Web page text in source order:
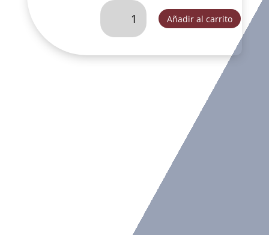
LITO
*
89
Añadir al carrito